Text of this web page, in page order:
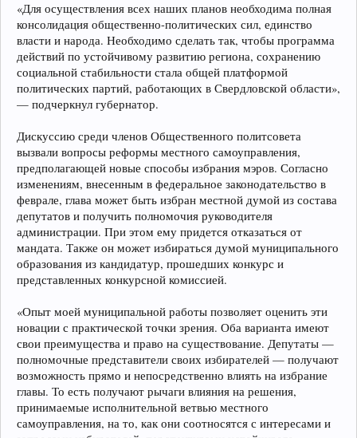
«Для осуществления всех наших планов необходима полная
консолидация общественно-политических сил, единство
власти и народа. Необходимо сделать так, чтобы программа
действий по устойчивому развитию региона, сохранению
социальной стабильности стала общей платформой
политических партий, работающих в Свердловской области»,
— подчеркнул губернатор.
Дискуссию среди членов Общественного политсовета
вызвали вопросы реформы местного самоуправления,
предполагающей новые способы избрания мэров. Согласно
изменениям, внесенным в федеральное законодательство в
феврале, глава может быть избран местной думой из состава
депутатов и получить полномочия руководителя
администрации. При этом ему придется отказаться от
мандата. Также он может избираться думой муниципального
образования из кандидатур, прошедших конкурс и
представленных конкурсной комиссией.
«Опыт моей муниципальной работы позволяет оценить эти
новации с практической точки зрения. Оба варианта имеют
свои преимущества и право на существование. Депутаты —
полномочные представители своих избирателей — получают
возможность прямо и непосредственно влиять на избрание
главы. То есть получают рычаги влияния на решения,
принимаемые исполнительной ветвью местного
самоуправления, на то, как они соотносятся с интересами и